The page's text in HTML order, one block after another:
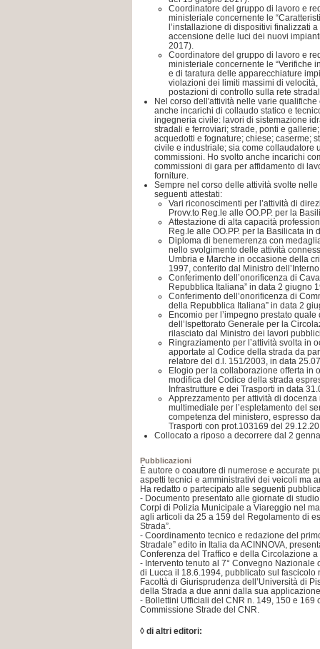
Coordinatore del gruppo di lavoro e
ministeriale concernente le
l’installazione di dispositivi finalizzati
accensione delle luci dei nuovi
2017).
Coordinatore del gruppo di lavoro e
ministeriale concernente le “Verifiche
e di taratura delle apparecchiature
violazioni dei limiti massimi di
postazioni di controllo sulla rete
Nel corso dell'attività nelle varie
anche incarichi di collaudo statico e
ingegneria civile: lavori di sistemazione
stradali e ferroviari; strade, ponti e
acquedotti e fognature; chiese; caserme;
civile e industriale; sia come collaudatore
commissioni. Ho svolto anche incarichi
commissioni di gara per affidamento di
forniture.
Sempre nel corso delle attività svolte
seguenti attestati:
Vari riconoscimenti per l’attività di
Provv.to Reg.le alle OO.PP. per la
Attestazione di alta capacità
Reg.le alle OO.PP. per la Basilicata in
Diploma di benemerenza con
nello svolgimento delle attività
Umbria e Marche in occasione della
1997, conferito dal Ministro
Conferimento dell’onorificenza di
Repubblica Italiana” in data 2 giugno
Conferimento dell’onorificenza di
della Repubblica Italiana” in data 2
Encomio per l’impegno prestato
dell’Ispettorato Generale per la
rilasciato dal Ministro dei lavori
Ringraziamento per l’attività svolta in
apportate al Codice della strada da
relatore del d.l. 151/2003, in data
Elogio per la collaborazione offerta in
modifica del Codice della strada
Infrastrutture e dei Trasporti in data
Apprezzamento per attività di
multimediale per l’espletamento del
competenza del ministero, espresso
Trasporti con prot.103169 del
Collocato a riposo a decorrere dal 2
Pubblicazioni
È autore o coautore di numerose e accurate
aspetti tecnici e amministrativi dei veicoli ma
Ha redatto o partecipato alle seguenti
- Documento presentato alle giornate di
Corpi di Polizia Municipale a Viareggio nel
agli articoli da 25 a 159 del Regolamento di
Strada”.
- Coordinamento tecnico e redazione del
Stradale” edito in Italia da ACINNOVA,
Conferenza del Traffico e della Circolazione a
- Intervento tenuto al 7° Convegno Nazionale
di Lucca il 18.6.1994, pubblicato sul
Facoltà di Giurisprudenza dell’Università di
della Strada a due anni dalla sua
- Bollettini Ufficiali del CNR n. 149, 150 e 169
Commissione Strade del CNR.
◊ di altri editori: